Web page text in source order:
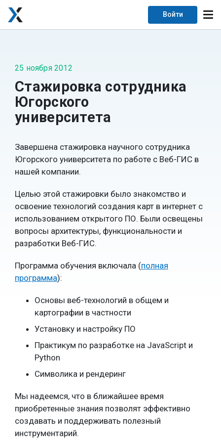
Войти
25 ноября 2012
Стажировка сотрудника
Югорского
университета
Завершена стажировка научного сотрудника
Югорского университета по работе с Веб-ГИС в
нашей компании.
Целью этой стажировки было знакомство и
освоение технологий создания карт в интернет с
использованием открытого ПО. Были освещены
вопросы архитектуры, функциональности и
разработки Веб-ГИС.
Программа обучения включала (полная
программа):
Основы веб-технологий в общем и
картографии в частности
Установку и настройку ПО
Практикум по разработке на JavaScript и
Python
Символика и рендеринг
Мы надеемся, что в ближайшее время
приобретенные знания позволят эффективно
создавать и поддерживать полезный
инструментарий.